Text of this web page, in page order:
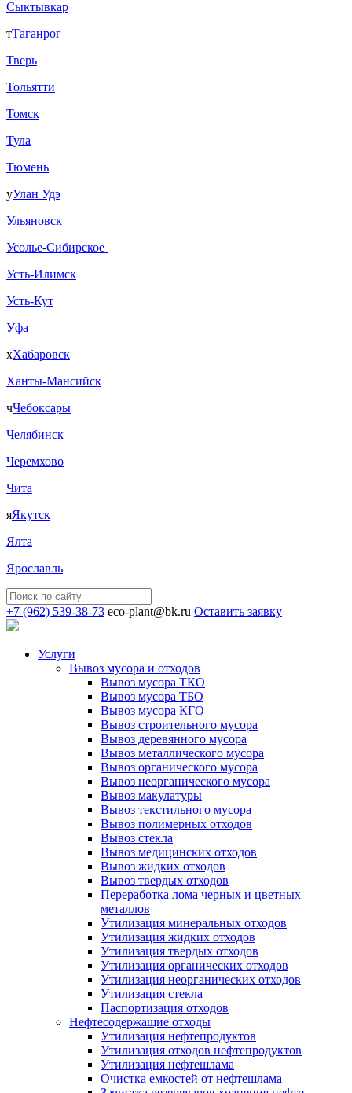
Сыктывкар
тТаганрог
Тверь
Тольятти
Томск
Тула
Тюмень
уУлан Удэ
Ульяновск
Усолье-Сибирское
Усть-Илимск
Усть-Кут
Уфа
хХабаровск
Ханты-Мансийск
чЧебоксары
Челябинск
Черемхово
Чита
яЯкутск
Ялта
Ярославль
+7 (962) 539-38-73 eco-plant@bk.ru Оставить заявку
Услуги
Вывоз мусора и отходов
Вывоз мусора ТКО
Вывоз мусора ТБО
Вывоз мусора КГО
Вывоз строительного мусора
Вывоз деревянного мусора
Вывоз металлического мусора
Вывоз органического мусора
Вывоз неорганического мусора
Вывоз макулатуры
Вывоз текстильного мусора
Вывоз полимерных отходов
Вывоз стекла
Вывоз медицинских отходов
Вывоз жидких отходов
Вывоз твердых отходов
Переработка лома черных и цветных
металлов
Утилизация минеральных отходов
Утилизация жидких отходов
Утилизация твердых отходов
Утилизация органических отходов
Утилизация неорганических отходов
Утилизация стекла
Паспортизация отходов
Нефтесодержащие отходы
Утилизация нефтепродуктов
Утилизация отходов нефтепродуктов
Утилизация нефтешлама
Очистка емкостей от нефтешлама